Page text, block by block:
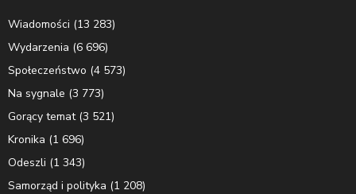
Wiadomości (13 283)
Wydarzenia (6 696)
Społeczeństwo (4 573)
Na sygnale (3 773)
Gorący temat(3 521)
Kronika (1 696)
Odeszli (1 343)
Samorząd i polityka (1 208)